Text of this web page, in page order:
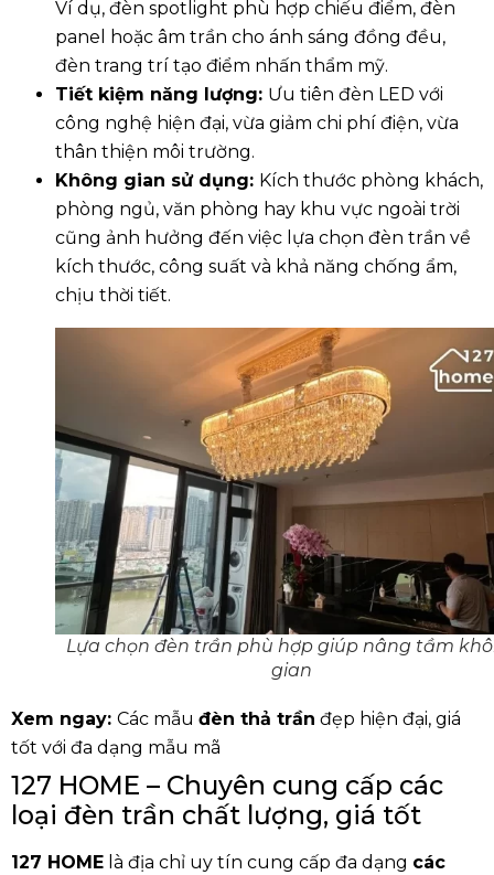
Ví dụ, đèn spotlight phù hợp chiếu điểm, đèn
panel hoặc âm trần cho ánh sáng đồng đều,
đèn trang trí tạo điểm nhấn thẩm mỹ.
Tiết kiệm năng lượng: Ưu tiên đèn LED với
công nghệ hiện đại, vừa giảm chi phí điện, vừa
thân thiện môi trường.
Không gian sử dụng: Kích thước phòng khách,
phòng ngủ, văn phòng hay khu vực ngoài trời
cũng ảnh hưởng đến việc lựa chọn đèn trần về
kích thước, công suất và khả năng chống ẩm,
chịu thời tiết.
Lựa chọn đèn trần phù hợp giúp nâng tầm
gian
Xem ngay: Các mẫu đèn thả trần đẹp hiện đại, giá
tốt với đa dạng mẫu mã
127 HOME – Chuyên cung cấp các
loại đèn trần chất lượng, giá tốt
127 HOME là địa chỉ uy tín cung cấp đa dạng các